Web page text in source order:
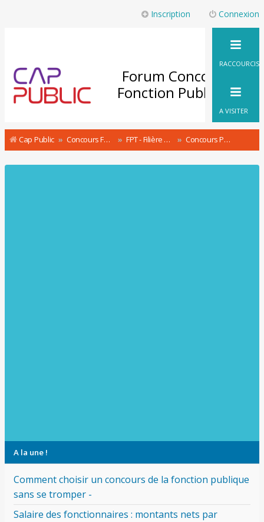
Connexion
Inscription
Forum Concours
Fonction Publique
RACCOURCIS
A VISITER
Cap Public Concours Fonction Publique : le Forum FPT - Filière sociale, médico-sociale, médico-technique Concours Puéricultrice territoriale
A la une !
Comment choisir un concours de la fonction publique
sans se tromper -
Salaire des fonctionnaires : montants nets par